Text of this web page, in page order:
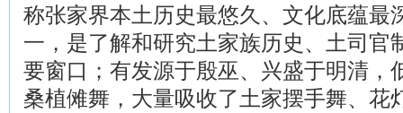
称张家界本土历史最悠久、文化底蕴最
一，是了解和研究土家族历史、土司官
要窗口；有发源于殷巫、兴盛于明清，
桑植傩舞，大量吸收了土家摆手舞、花